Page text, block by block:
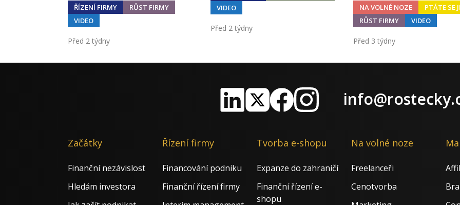
ŘÍZENÍ FIRMY
RŮST FIRMY
VIDEO
Před 2 týdny
VIDEO
Před 2 týdny
NA VOLNÉ NOZE
PTÁTE SE
RŮST FIRMY
VIDEO
Před 3 týdny
Začátky
Finanční nezávislost
Hledám investora
Řízení firmy
Financování podniku
Finanční řízení firmy
Tvorba e-shopu
Expanze do zahraničí
Finanční řízení e-
shopu
Na volné noze
Freelanceři
Cenotvorba